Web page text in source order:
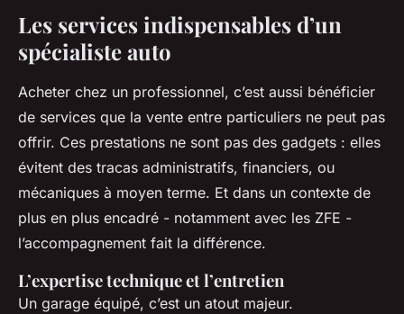
Les services indispensables d’un
spécialiste auto
Acheter chez un professionnel, c’est aussi bénéficier
de services que la vente entre particuliers ne peut pas
offrir. Ces prestations ne sont pas des gadgets : elles
évitent des tracas administratifs, financiers, ou
mécaniques à moyen terme. Et dans un contexte de
plus en plus encadré - notamment avec les ZFE -
l’accompagnement fait la différence.
L’expertise technique et l’entretien
Un garage équipé, c’est un atout majeur.